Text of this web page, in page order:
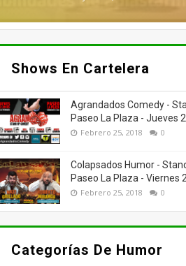
Shows En Cartelera
Agrandados Comedy -
Paseo La Plaza - Jueves
Febrero 25, 2018 0
Colapsados Humor -
Paseo La Plaza - Viernes
Febrero 25, 2018 0
Categorías De Humor